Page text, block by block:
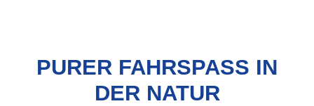
PURER FAHRSPASS IN D
ER NATUR